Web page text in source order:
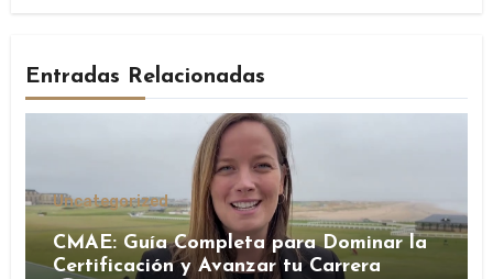
Entradas Relacionadas
Uncategorized
CMAE: Guía Completa para Dominar la
Certificación y Avanzar tu Carrera